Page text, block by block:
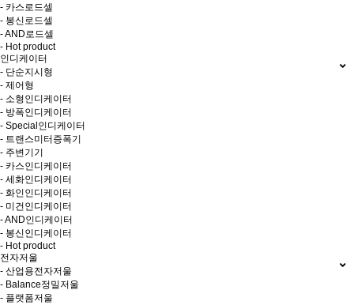
- 카스로드셀
- 봉신로드셀
- AND로드셀
- Hot product
인디케이터
- 단순지시형
- 제어형
- 소형인디케이터
- 방폭인디케이터
- Special인디케이터
- 트랜스미터증폭기
- 주변기기
- 카스인디케이터
- 세화인디케이터
- 화인인디케이터
- 미건인디케이터
- AND인디케이터
- 봉신인디케이터
- Hot product
전자저울
- 산업용전자저울
- Balance정밀저울
- 플랫폼저울